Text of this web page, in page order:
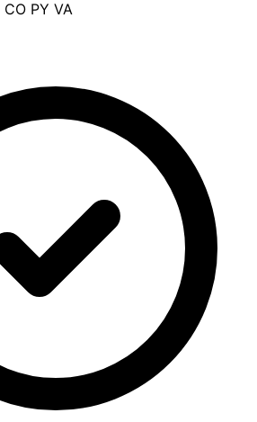
CO PY VA